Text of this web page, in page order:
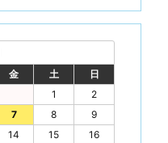
金 土
日
1
2
7 8
9
14 15
16